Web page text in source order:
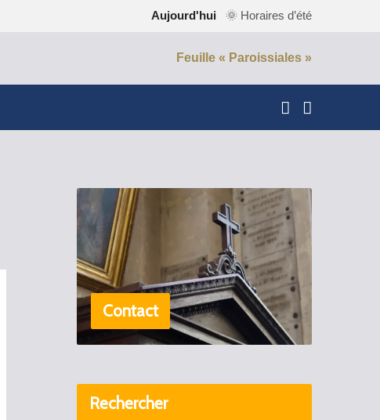
Aujourd'hui 🌞 Horaires d’été
Feuille « Paroissiales »
Contact
Rechercher